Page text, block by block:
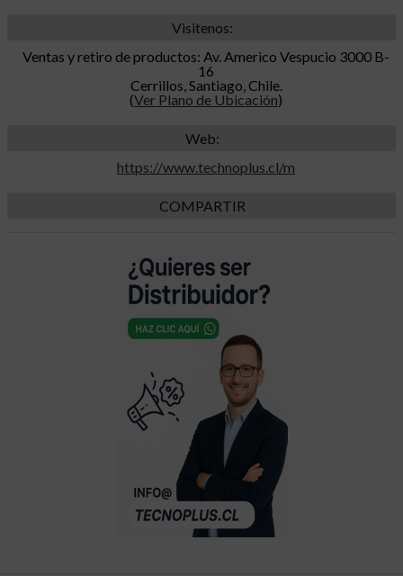
Visitenos:
Ventas y retiro de productos: Av. Americo Vespucio 3000 B-
16
Cerrillos, Santiago, Chile.
(Ver Plano de Ubicación)
Web:
https://www.technoplus.cl/m
COMPARTIR